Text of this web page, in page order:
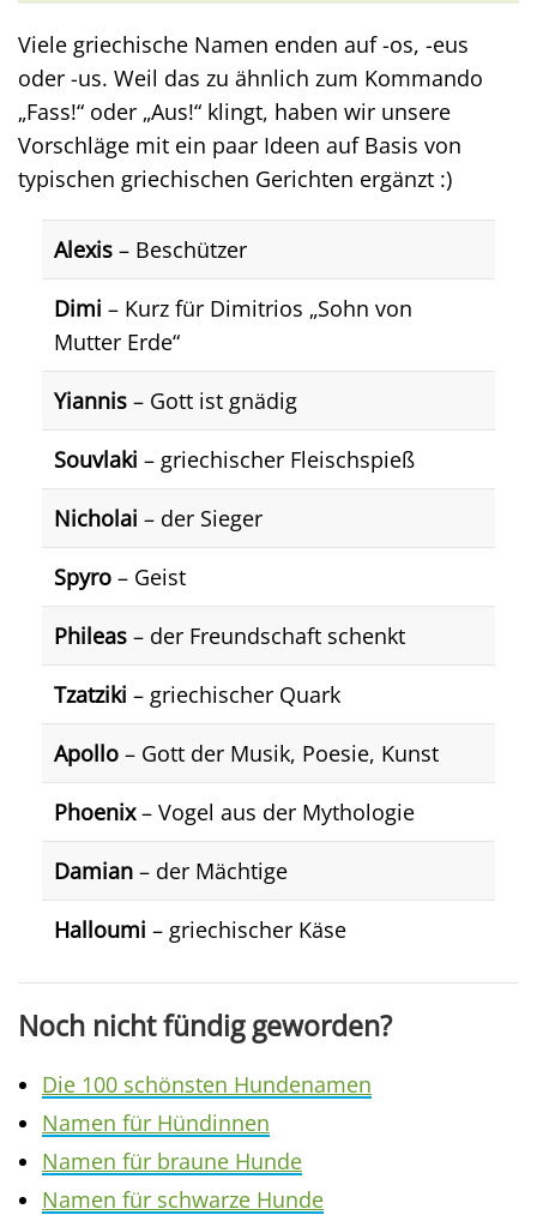
Viele griechische Namen enden auf -os, -eus
oder -us. Weil das zu ähnlich zum Kommando
„Fass!“ oder „Aus!“ klingt, haben wir unsere
Vorschläge mit ein paar Ideen auf Basis von
typischen griechischen Gerichten ergänzt :)
Alexis – Beschützer
Dimi – Kurz für Dimitrios „Sohn von
Mutter Erde“
Yiannis – Gott ist gnädig
Souvlaki – griechischer Fleischspieß
Nicholai – der Sieger
Spyro – Geist
Phileas – der Freundschaft schenkt
Tzatziki – griechischer Quark
Apollo – Gott der Musik, Poesie, Kunst
Phoenix– Vogel aus der Mythologie
Damian – der Mächtige
Halloumi – griechischer Käse
Noch nicht fündig geworden?
Die 100 schönsten Hundenamen
Namen für Hündinnen
Namen für braune Hunde
Namen für schwarze Hunde